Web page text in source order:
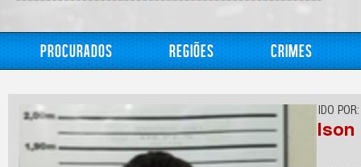
Procurados Regiões Crimes
CONHECIDO POR: